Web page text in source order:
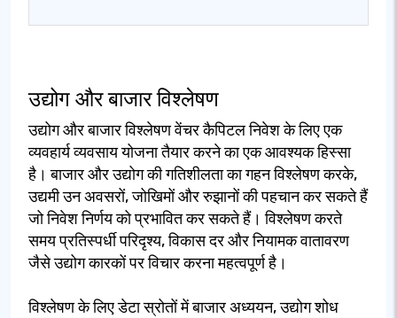
उद्योग और बाजार विश्लेषण
उद्योग और बाजार विश्लेषण वेंचर कैपिटल निवेश के लिए एक
व्यवहार्य व्यवसाय योजना तैयार करने का एक आवश्यक हिस्सा
है। बाजार और उद्योग की गतिशीलता का गहन विश्लेषण करके,
उद्यमी उन अवसरों, जोखिमों और रुझानों की पहचान कर सकते हैं
जो निवेश निर्णय को प्रभावित कर सकते हैं। विश्लेषण करते
समय प्रतिस्पर्धी परिदृश्य, विकास दर और नियामक वातावरण
जैसे उद्योग कारकों पर विचार करना महत्वपूर्ण है।
विश्लेषण के लिए डेटा स्रोतों में बाजार अध्ययन, उद्योग शोध